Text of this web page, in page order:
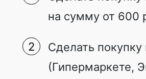
на сумму от 600
Сделать покупку
(Гипермаркете,